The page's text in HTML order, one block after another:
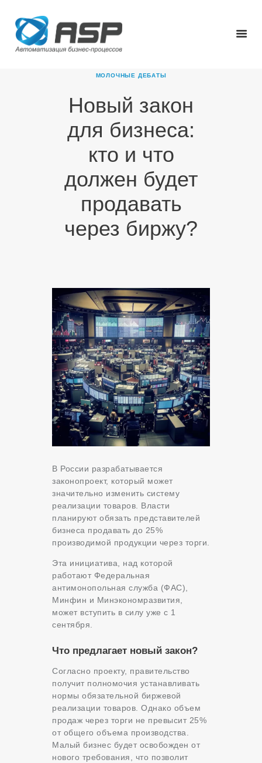
МОЛОЧНЫЕ ДЕБАТЫ
Новый закон
для бизнеса:
кто и что
должен будет
продавать
через биржу?
ГЛАВНАЯ
О КОМПАНИИ
НОВОСТИ
КАРЬЕРА
ПАРТНЕРЫ
КОНТАКТЫ
В России разрабатывается
законопроект, который может
значительно изменить систему
реализации товаров. Власти
планируют обязать представителей
бизнеса продавать до 25%
производимой продукции через торги.
Эта инициатива, над которой
работают Федеральная
антимонопольная служба (ФАС),
Минфин и Минэкономразвития,
может вступить в силу уже с 1
сентября.
Что предлагает новый закон?
Согласно проекту, правительство
получит полномочия устанавливать
нормы обязательной биржевой
реализации товаров. Однако объем
продаж через торги не превысит 25%
от общего объема производства.
Малый бизнес будет освобожден от
нового требования, что позволит